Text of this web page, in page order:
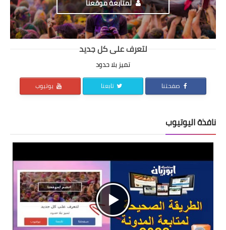
لمتابعة موقعنا
لتعرف على كل جديد
تميز بلا حدود
صفحتنا تابعنا يوتيوب
نافذة اليوتيوب